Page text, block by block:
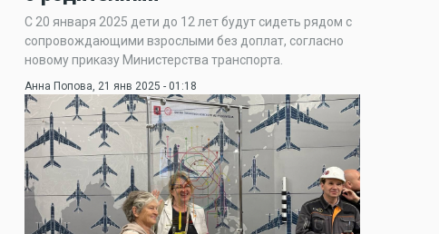
С 20 января 2025 дети до 12 лет будут сидеть рядом с
сопровождающими взрослыми без доплат, согласно
новому приказу Министерства транспорта.
Анна Попова, 21 янв 2025 - 01:18